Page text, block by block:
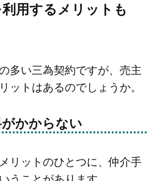
用するメリットも
多い三為契約ですが、売主
ットはあるのでしょうか。
かからない
リットのひとつに、仲介手